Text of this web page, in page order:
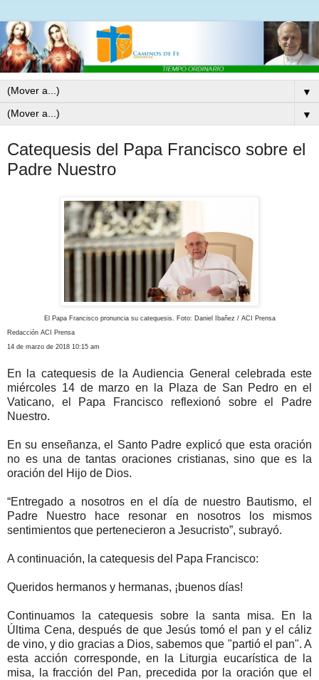
▼
▼
Catequesis del Papa Francisco sobre el
Padre Nuestro
El Papa Francisco pronuncia su catequesis. Foto: Daniel Ibañez / ACI Prensa
Redacción ACI Prensa
14 de marzo de 2018 10:15 am
En la catequesis de la Audiencia General celebrada este
miércoles 14 de marzo en la Plaza de San Pedro en el
Vaticano, el Papa Francisco reflexionó sobre el Padre
Nuestro.
En su enseñanza, el Santo Padre explicó que esta oración
no es una de tantas oraciones cristianas, sino que es la
oración del Hijo de Dios.
“Entregado a nosotros en el día de nuestro Bautismo, el
Padre Nuestro hace resonar en nosotros los mismos
sentimientos que pertenecieron a Jesucristo”, subrayó.
A continuación, la catequesis del Papa Francisco:
Queridos hermanos y hermanas, ¡buenos días!
Continuamos la catequesis sobre la santa misa. En la
Última Cena, después de que Jesús tomó el pan y el cáliz
de vino, y dio gracias a Dios, sabemos que "partió el pan". A
esta acción corresponde, en la Liturgia eucarística de la
misa, la fracción del Pan, precedida por la oración que el